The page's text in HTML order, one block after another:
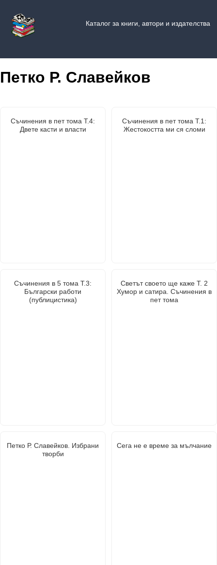
Каталог за книги, автори и издателства
Петко Р. Славейков
Съчинения в пет тома Т.4:
Двете касти и власти
Съчинения в пет тома Т.1:
Жестокостта ми ся сломи
Съчинения в 5 тома Т.3:
Български работи
(публицистика)
Светът своето ще каже Т. 2
Хумор и сатира. Съчинения в
пет тома
Петко Р. Славейков. Избрани
творби
Сега не е време за мълчание